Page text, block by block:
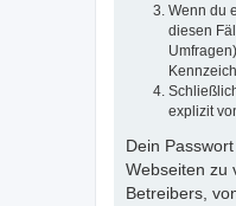
Wenn du
diesen
explizit
Dein
Webseiten zu
Betreibers,